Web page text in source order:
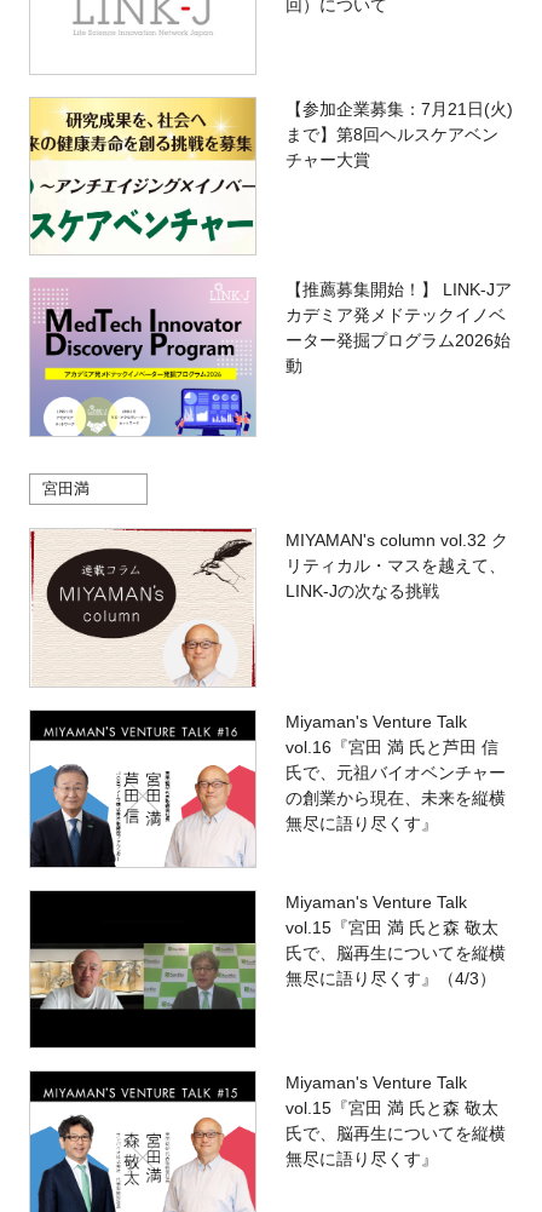
回）について
【参加企業募集：7月21日(火)
まで】第8回ヘルスケアベン
チャー大賞
【推薦募集開始！】 LINK-Jア
カデミア発メドテックイノベ
ーター発掘プログラム2026始
動
宮田満
MIYAMAN's column vol.32 ク
リティカル・マスを越えて、
LINK-Jの次なる挑戦
Miyaman's Venture Talk
vol.16『宮田 満 氏と芦田 信
氏で、元祖バイオベンチャー
の創業から現在、未来を縦横
無尽に語り尽くす』
Miyaman's Venture Talk
vol.15『宮田 満 氏と森 敬太
氏で、脳再生についてを縦横
無尽に語り尽くす』（4/3）
Miyaman's Venture Talk
vol.15『宮田 満 氏と森 敬太
氏で、脳再生についてを縦横
無尽に語り尽くす』